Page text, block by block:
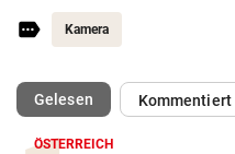
Kamera
Gelesen(ausgewählt)Kommentiert
ÖSTERREICH